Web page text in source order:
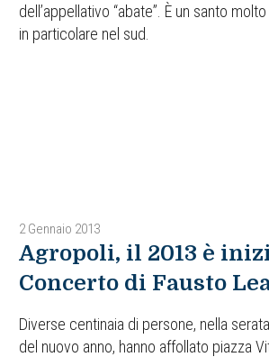
dell’appellativo “abate”. È un santo
in particolare nel sud.
2 Gennaio 2013
Agropoli, il 2013 è
Concerto di Fausto
Diverse centinaia di persone, nella
del nuovo anno, hanno affollato piazza